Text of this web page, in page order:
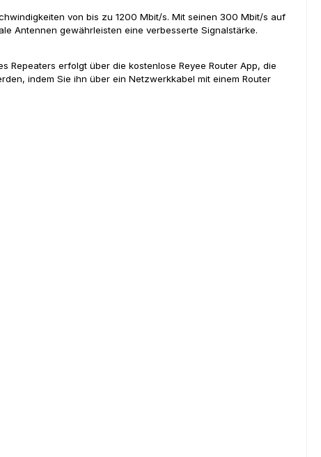
von bis zu 1200 Mbit/s. Mit seinen 300 Mbit/s auf
Antennen gewährleisten eine verbesserte Signalstärke.
Repeaters erfolgt über die kostenlose Reyee Router App, die
indem Sie ihn über ein Netzwerkkabel mit einem Router